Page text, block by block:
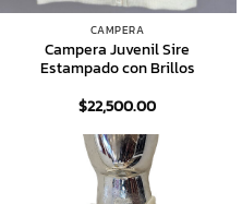
CAMPERA
Campera Juvenil Sire
Estampado con Brillos
$22,500.00